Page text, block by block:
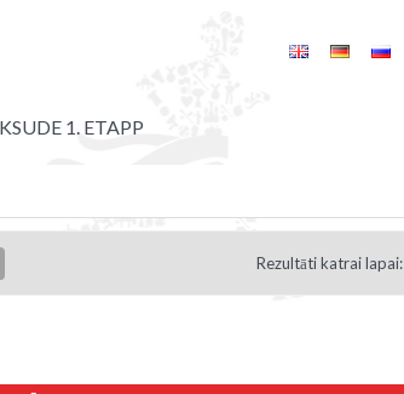
1. ETAPP
Rezultāti katrai lapai: